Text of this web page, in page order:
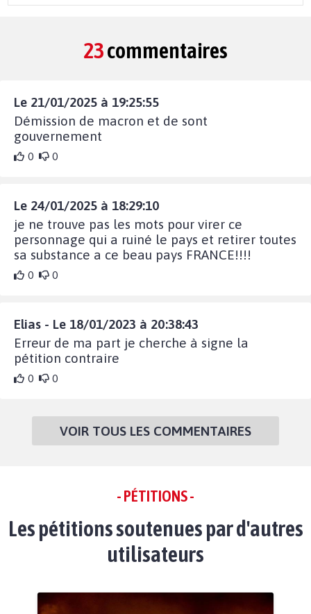
23commentaires
Le 21/01/2025 à 19:25:55
Démission de macron et de sont
gouvernement
0 0
Le 24/01/2025 à 18:29:10
je ne trouve pas les mots pour virer ce
personnage qui a ruiné le pays et retirer toutes
sa substance a ce beau pays FRANCE!!!!
0 0
Elias - Le 18/01/2023 à 20:38:43
Erreur de ma part je cherche à signe la
pétition contraire
0 0
VOIR TOUS LES COMMENTAIRES
- PÉTITIONS -
Les pétitions soutenues par d'autres
utilisateurs